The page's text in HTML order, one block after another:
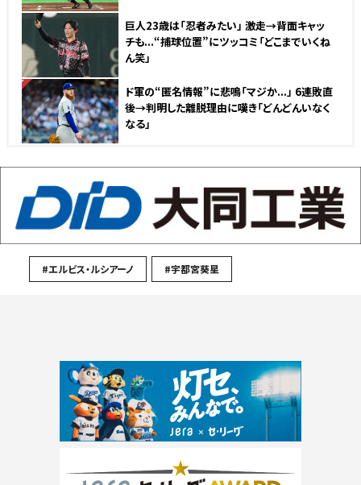
巨人23歳は「忍者みたい」 激走→背面キャッ
チも...“捕球位置”にツッコミ「どこまでいくね
ん笑」
NEW
ド軍の“匿名情報”に悲鳴「マジか...」 6連敗直
後→判明した離脱理由に嘆き「どんどんいなく
なる」
#エルビス・ルシアーノ #宇都宮葵星